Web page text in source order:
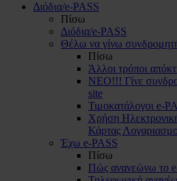
Διόδια/e-PASS
Πίσω
Διόδια/e-PASS
Θέλω να γίνω
Πίσω
Άλλοι τρόποι
ΝΕΟ!!! Γίνε
site
Τιμοκατάλογοι e-
Χρήση
Κάρτας
Έχω e-PASS
Πίσω
Πώς ανανεώνω το